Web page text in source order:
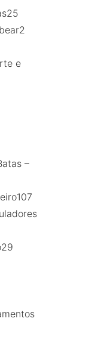
25
2
e
–
107
29